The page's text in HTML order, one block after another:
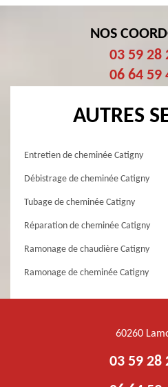
NOS
03 59 28
06 64 59
AUTRES
Entretien de cheminée Catigny
Débistrage de cheminée Catigny
Tubage de cheminée Catigny
Réparation de cheminée Catigny
Ramonage de chaudière Catigny
Ramonage de cheminée Catigny
60260
03 59 28